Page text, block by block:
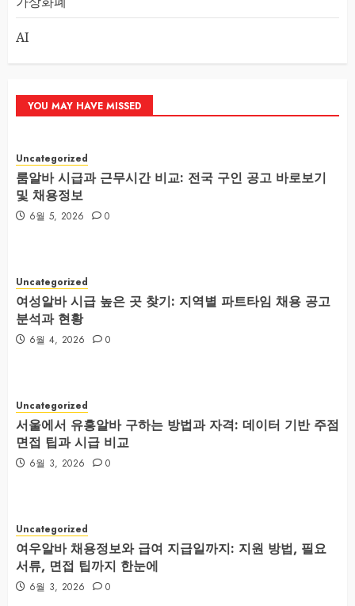
AI
YOU MAY HAVE MISSED
Uncategorized
룸알바 시급과 근무시간 비교: 전국 구인 공고 바로보기
및 채용정보
6월 5, 2026 0
Uncategorized
여성알바 시급 높은 곳 찾기: 지역별 파트타임 채용 공고
분석과 현황
6월 4, 2026 0
Uncategorized
서울에서 유흥알바 구하는 방법과 자격: 데이터 기반 주점
면접 팁과 시급 비교
6월 3, 2026 0
Uncategorized
여우알바 채용정보와 급여 지급일까지: 지원 방법, 필요
서류, 면접 팁까지 한눈에
6월 3, 2026 0